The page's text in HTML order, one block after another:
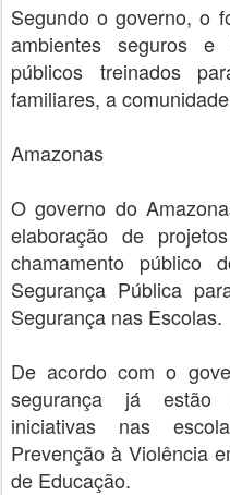
Segundo o governo, o
ambientes seguros e
públicos treinados
familiares, a
Amazonas
O governo do
elaboração de
chamamento público
Segurança Pública
Segurança nas Escolas.
De acordo com o
segurança já estão
iniciativas nas
Prevenção à Violência
de Educação.